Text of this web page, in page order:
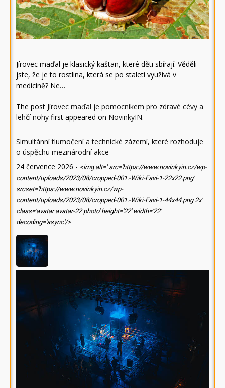
Jírovec maďal je klasický kaštan, které děti sbírají. Věděli
jste, že je to rostlina, která se po staletí využívá v
medicíně? Ne…
The post Jírovec maďal je pomocníkem pro zdravé cévy a
lehčí nohy first appeared on NovinkyIN.
Simultánní tlumočení a technické zázemí, které rozhoduje
o úspěchu mezinárodní akce
24 července 2026 - <img alt='' src='https://www.novinkyin.cz/wp-
content/uploads/2023/08/cropped-001.-Wiki-Favi-1-22x22.png'
srcset='https://www.novinkyin.cz/wp-
content/uploads/2023/08/cropped-001.-Wiki-Favi-1-44x44.png 2x'
class='avatar avatar-22 photo' height='22' width='22'
decoding='async'/>